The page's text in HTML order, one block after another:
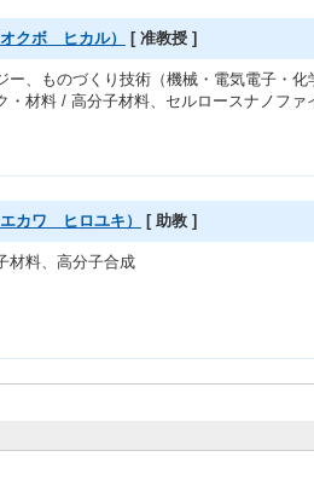
クボ ヒカル） [ 准教授 ]
ー、ものづくり技術（機械・電気電子・
・材料 / 高分子材料、セルロースナノフ
カワ ヒロユキ） [ 助教 ]
材料、高分子合成